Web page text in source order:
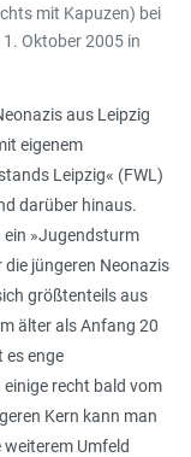
mit Kapuzen) bei
Oktober 2005 in
aus Leipzig
eigenem
Leipzig« (FWL)
darüber hinaus.
»Jugendsturm
die jüngeren Neonazis
größtenteils aus
älter als Anfang 20
es enge
recht bald vom
Kern kann man
Umfeld